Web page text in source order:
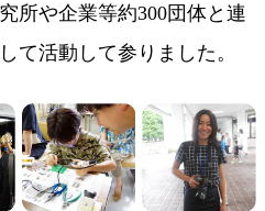
所や企業等約300団体と連
て活動して参りました。